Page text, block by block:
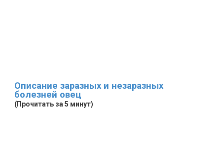
Описание заразных и незаразных
болезней овец
(Прочитать за 5 минут)